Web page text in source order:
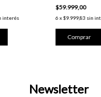
interés
$59.999,00
6 x$9.999,83 sin
Newsletter